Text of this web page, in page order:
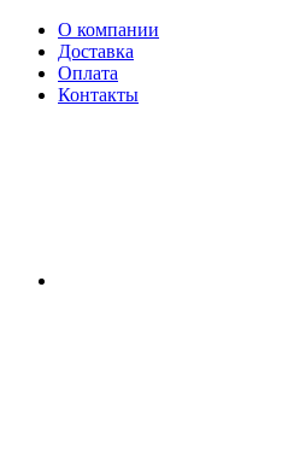
О компании
Доставка
Оплата
Контакты